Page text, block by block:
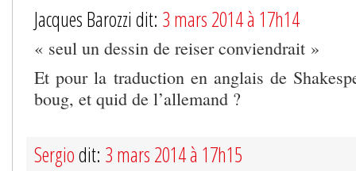
Jacques Barozzi dit: 3 mars 2014 à 17h14
« seul un dessin de reiser conviendrait »
Et pour la traduction en anglais de
boug, et quid de l’allemand ?
Sergiodit: 3 mars 2014 à 17h15